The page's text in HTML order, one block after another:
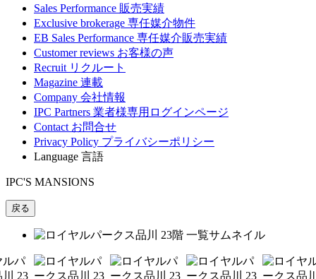
Sales Performance 販売実績
Exclusive brokerage 専任媒介物件
EB Sales Performance 専任媒介販売実績
Customer reviews お客様の声
Recruit リクルート
Magazine 連載
Company 会社情報
IPC Partners 業者様専用ログインページ
Contact お問合せ
Privacy Policy プライバシーポリシー
Language 言語
IPC'S MANSIONS
戻る